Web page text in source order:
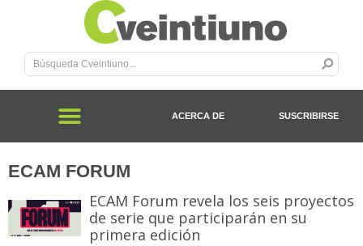
ACERCA DE SUSCRIBIRSE
ECAM FORUM
ECAM Forum revela los seis proyectos
de serie que participarán en su
primera edición